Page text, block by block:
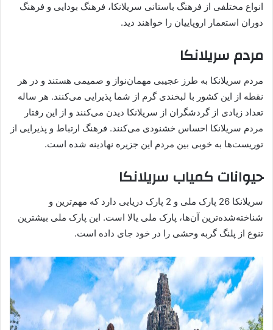
انواع مختلفی از فرهنگ باستانی سریلانکا، فرهنگ بودایی و فرهنگ
دوران استعمار اروپاییان را خواهند دید.
مردم سریلانکا
مردم سریلانکا به طرز عجیبی مهمان‌نواز و صمیمی هستند و در هر
نقطه از این کشور با لبخندی گرم از شما پذیرایی می‌کنند. هر ساله
تعداد زیادی از گردشگران از سریلانکا دیدن می‌کنند و از این رفتار
مردم سریلانکا احساس خشنودی می‌کنند. فرهنگ ارتباط و پذیرایی از
توریست‌ها به خوبی بین مردم این جزیره نهادینه شده است.
حیوانات کمیاب سریلانکا
سریلانکا 26 پارک ملی و 2 پارک دریایی دارد که مهم‌ترین و
شناخته‌شده‌ترین آن‌ها، پارک ملی یالا است. این پارک ملی بیشترین
تنوع از پلنگ‌ گربه وحشی را در خود جای داده است.